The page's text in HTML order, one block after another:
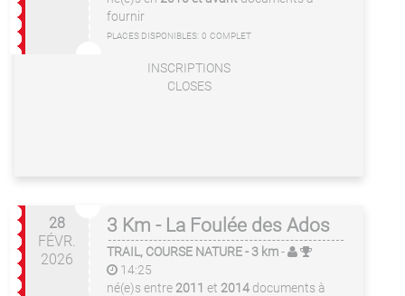
fournir
PLACES DISPONIBLES: 0 COMPLET
INSCRIPTIONS
CLOSES
28
FÉVR.
2026
3 Km - La Foulée des Ados
TRAIL, COURSE NATURE- 3 km-
14:25
né(e)s entre 2011 et 2014 documents à